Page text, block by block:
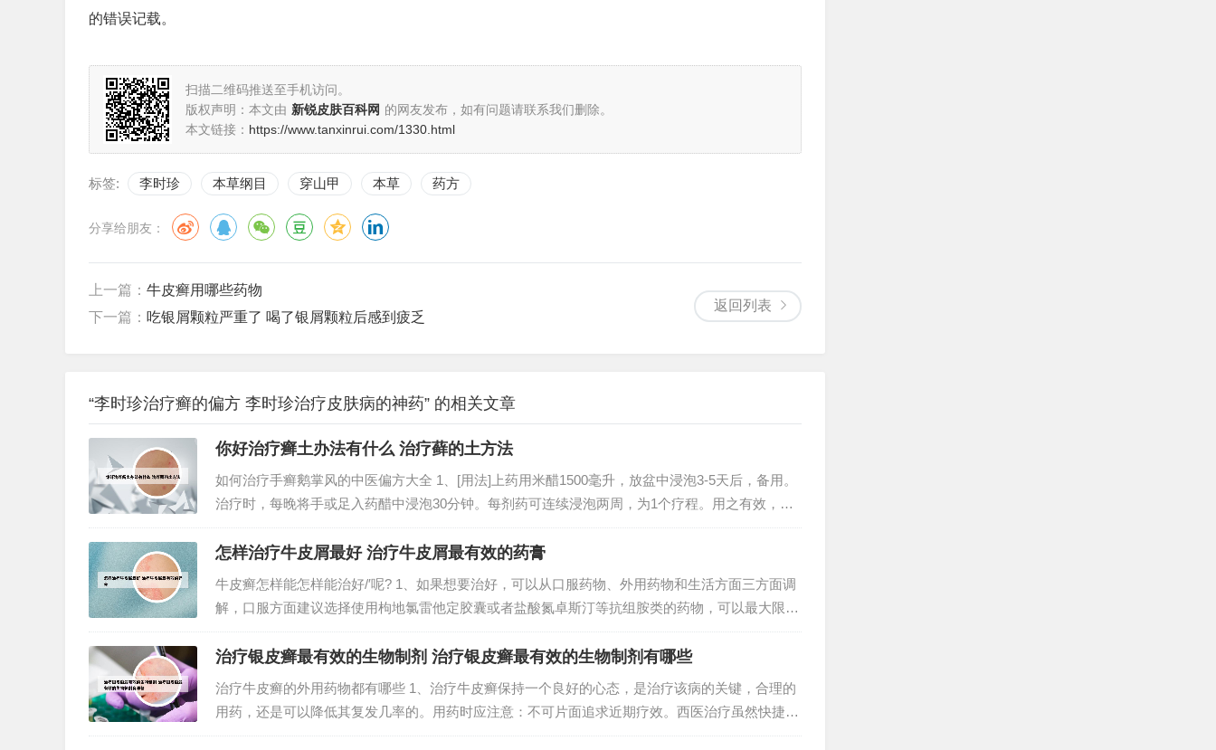
的错误记载。
扫描二维码推送至手机访问。
版权声明：本文由 新锐皮肤百科网 的网友发布，如有问题请联系我们删除。
本文链接： https://www.tanxinrui.com/1330.html
标签: 李时珍 本草纲目 穿山甲 本草 药方
分享给朋友：
返回列表
上一篇： 牛皮癣用哪些药物
下一篇： 吃银屑颗粒严重了 喝了银屑颗粒后感到疲乏
“李时珍治疗癣的偏方 李时珍治疗皮肤病的神药” 的相关文章
你好治疗癣土办法有什么 治疗藓的土方法
如何治疗手癣鹅掌风的中医偏方大全 1、[用法]上药用米醋1500毫升，放盆中浸泡3-5天后，备用。
治疗时，每晚将手或足入药醋中浸泡30分钟。每剂药可连续浸泡两周，为1个疗程。用之有效，可
继续浸泡2-3个疗程。[功效]灭菌止痒。适用于鹅掌风（手癣）、干脚癣。2、中医治疗 取川芎、红
花、大风子、白矾各1...
怎样治疗牛皮屑最好 治疗牛皮屑最有效的药膏
牛皮癣怎样能怎样能治好/′呢? 1、如果想要治好，可以从口服药物、外用药物和生活方面三方面调
解，口服方面建议选择使用枸地氯雷他定胶囊或者盐酸氮卓斯汀等抗组胺类的药物，可以最大限度
缓解局部皮肤瘙痒的症状，可以避免搔抓，防止皮肤进一步增厚。2、方法是：一瓶醋，一把花
椒，混合后熬半小时，放凉后将熬好的花椒...
治疗银皮癣最有效的生物制剂 治疗银皮癣最有效的生物制剂有哪些
治疗牛皮癣的外用药物都有哪些 1、治疗牛皮癣保持一个良好的心态，是治疗该病的关键，合理的
用药，还是可以降低其复发几率的。用药时应注意：不可片面追求近期疗效。西医治疗虽然快捷，
但是容易复发。选用中医治疗比较好。2、（1）蒽林：强效还原剂，过量使用可引起刺激性皮炎。